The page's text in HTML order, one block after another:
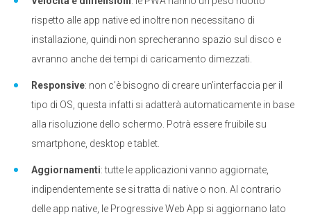
rispetto alle app native ed inoltre non necessitano di
installazione, quindi non sprecheranno spazio sul disco e
avranno anche dei tempi di caricamento dimezzati.
Responsive: non c’è bisogno di creare un’interfaccia per il
tipo di OS, questa infatti si adatterà automaticamente in base
alla risoluzione dello schermo. Potrà essere fruibile su
smartphone, desktop e tablet.
Aggiornamenti: tutte le applicazioni vanno aggiornate,
indipendentemente se si tratta di native o non. Al contrario
delle app native, le Progressive Web App si aggiornano lato